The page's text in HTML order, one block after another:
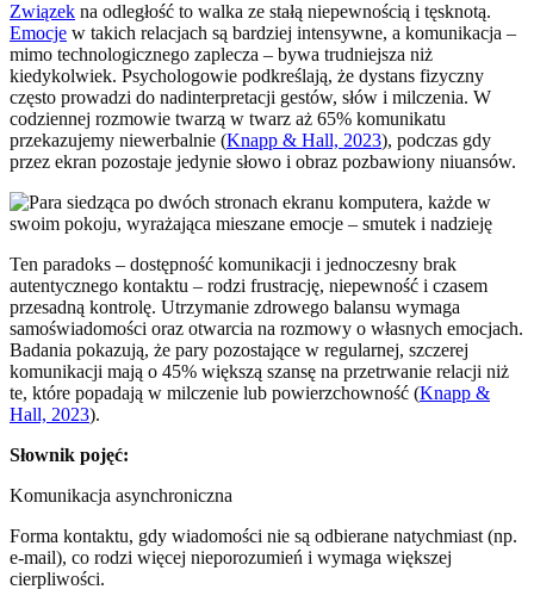
Związek na odległość to walka ze stałą niepewnością i tęsknotą.
Emocje w takich relacjach są bardziej intensywne, a komunikacja –
mimo technologicznego zaplecza – bywa trudniejsza niż
kiedykolwiek. Psychologowie podkreślają, że dystans fizyczny
często prowadzi do nadinterpretacji gestów, słów i milczenia. W
codziennej rozmowie twarzą w twarz aż 65% komunikatu
przekazujemy niewerbalnie (Knapp & Hall, 2023), podczas gdy
przez ekran pozostaje jedynie słowo i obraz pozbawiony niuansów.
Ten paradoks – dostępność komunikacji i jednoczesny brak
autentycznego kontaktu – rodzi frustrację, niepewność i czasem
przesadną kontrolę. Utrzymanie zdrowego balansu wymaga
samoświadomości oraz otwarcia na rozmowy o własnych emocjach.
Badania pokazują, że pary pozostające w regularnej, szczerej
komunikacji mają o 45% większą szansę na przetrwanie relacji niż
te, które popadają w milczenie lub powierzchowność (Knapp &
Hall, 2023).
Słownik pojęć:
Komunikacja asynchroniczna
Forma kontaktu, gdy wiadomości nie są odbierane natychmiast (np.
e-mail), co rodzi więcej nieporozumień i wymaga większej
cierpliwości.